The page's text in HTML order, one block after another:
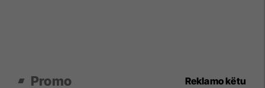
Promo Reklamo këtu